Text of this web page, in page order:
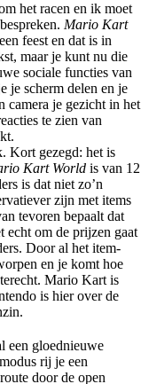
het racen en ik moet
Mario Kart
feest en dat is in
maar je kunt nu die
sociale functies van
je scherm delen en je
camera je gezicht in het
te zien van
Kort gezegd: het is
Kart World is van 12
is dat niet zo’n
zijn met items
tevoren bepaalt dat
echt om de prijzen gaat
Door al het item-
en je komt hoe
Mario Kart is
is hier over de
een gloednieuwe
rij je een
door de open